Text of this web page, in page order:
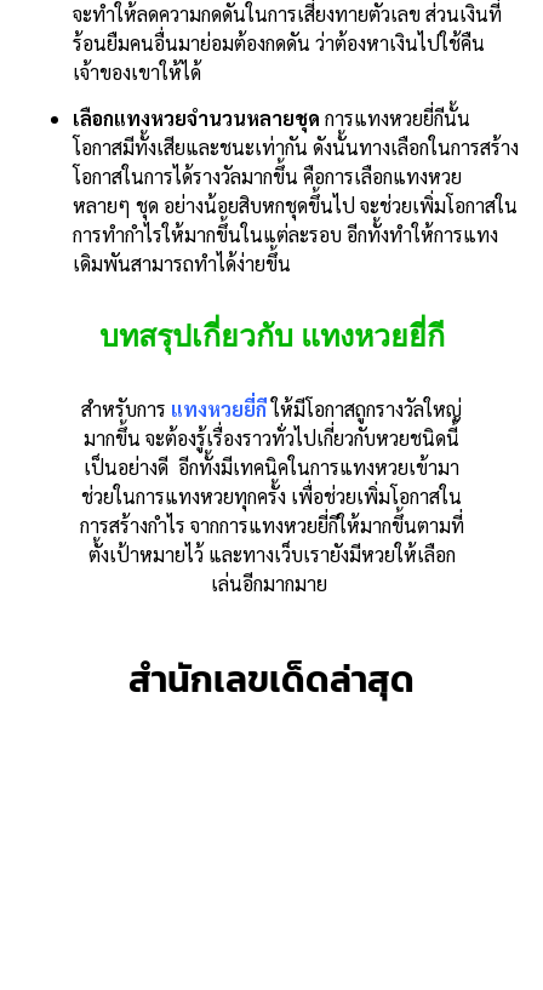
จะทำให้ลดความกดดันในการเสี่ยงทายตัวเลข ส่วนเงินที่
ร้อนยืมคนอื่นมาย่อมต้องกดดัน ว่าต้องหาเงินไปใช้คืน
เจ้าของเขาให้ได้
เลือกแทงหวยจำนวนหลายชุด การแทงหวยยี่กีนั้น
โอกาสมีทั้งเสียและชนะเท่ากัน ดังนั้นทางเลือกในการสร้าง
โอกาสในการได้รางวัลมากขึ้น คือการเลือกแทงหวย
หลายๆ ชุด อย่างน้อยสิบหกชุดขึ้นไป จะช่วยเพิ่มโอกาสใน
การทำกำไรให้มากขึ้นในแต่ละรอบ อีกทั้งทำให้การแทง
เดิมพันสามารถทำได้ง่ายขึ้น
บทสรุปเกี่ยวกับ แทงหวยยี่กี
สำหรับการ แทงหวยยี่กีให้มีโอกาสถูกรางวัลใหญ่
มากขึ้น จะต้องรู้เรื่องราวทั่วไปเกี่ยวกับหวยชนิดนี้
เป็นอย่างดี อีกทั้งมีเทคนิคในการแทงหวยเข้ามา
ช่วยในการแทงหวยทุกครั้ง เพื่อช่วยเพิ่มโอกาสใน
การสร้างกำไร จากการแทงหวยยี่กีให้มากขึ้นตามที่
ตั้งเป้าหมายไว้ และทางเว็บเรายังมีหวยให้เลือก
เล่นอีกมากมาย
สำนักเลขเด็ดล่าสุด